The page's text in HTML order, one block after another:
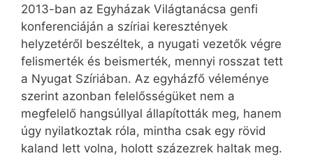
2013-ban az Egyházak Világtanácsa genfi
konferenciáján a szíriai keresztények
helyzetéről beszéltek, a nyugati vezetők végre
felismerték és beismerték, mennyi rosszat tett
a Nyugat Szíriában. Az egyházfő véleménye
szerint azonban felelősségüket nem a
megfelelő hangsúllyal állapították meg, hanem
úgy nyilatkoztak róla, mintha csak egy rövid
kaland lett volna, holott száz­ezrek haltak meg.